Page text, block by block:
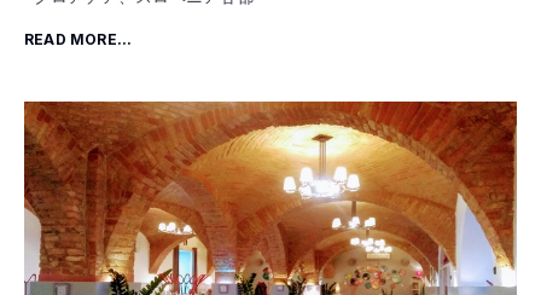
READ MORE...